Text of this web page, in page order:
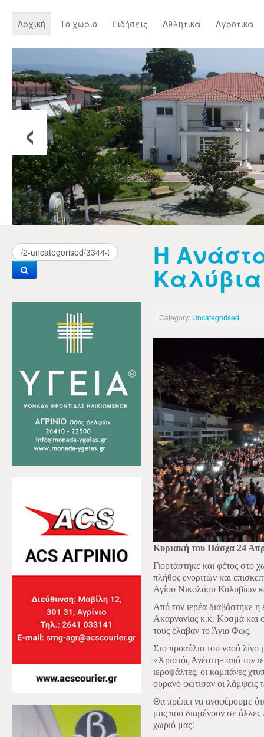
Αρχική Το χωριό Ειδήσεις Αθλητικά Αγροτικά
‹
Η
Καλύβια
Category: Uncategorised
Κυριακή του Πάσχα 24
Γιορτάστηκε και φέτος στο
πλήθος ενοριτών και
Αγίου Νικολάου Καλυβίων
Από τον ιερέα διαβάστηκε η
Ακαρνανίας κ.κ. Κοσμά και
τους έλαβαν το Άγιο Φως.
Στο προαύλιο του ναού λίγο
«Χριστός Ανέστη» από τον
ιεροψάλτες, οι καμπάνες
ουρανό φώτισαν οι
Θα πρέπει να αναφέρουμε
μας που διαμένουν σε άλλες
χωριό μας!